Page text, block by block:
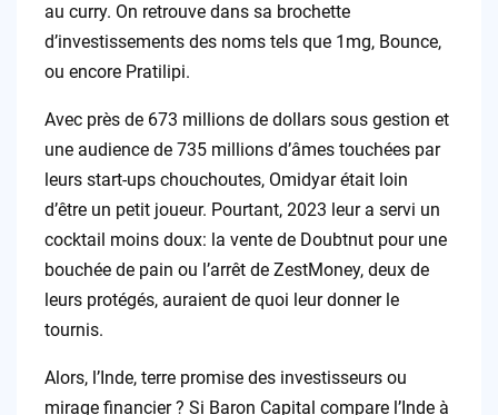
au curry. On retrouve dans sa brochette
d’investissements des noms tels que 1mg, Bounce,
ou encore Pratilipi.
Avec près de 673 millions de dollars sous gestion et
une audience de 735 millions d’âmes touchées par
leurs start-ups chouchoutes, Omidyar était loin
d’être un petit joueur. Pourtant, 2023 leur a servi un
cocktail moins doux: la vente de Doubtnut pour une
bouchée de pain ou l’arrêt de ZestMoney, deux de
leurs protégés, auraient de quoi leur donner le
tournis.
Alors, l’Inde, terre promise des investisseurs ou
mirage financier ? Si Baron Capital compare l’Inde à